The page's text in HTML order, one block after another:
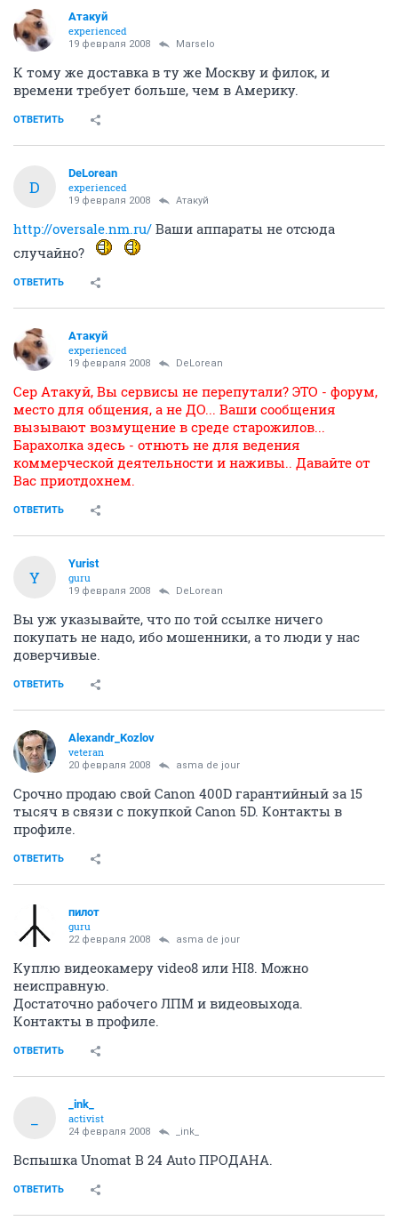
Атакуй
experienced
19 февраля 2008 Marselo
К тому же доставка в ту же Москву и филок, и
времени требует больше, чем в Америку.
ОТВЕТИТЬ
D
DeLorean
experienced
19 февраля 2008 Атакуй
http://oversale.nm.ru/ Ваши аппараты не отсюда
случайно?
ОТВЕТИТЬ
Атакуй
experienced
19 февраля 2008 DeLorean
Сер Атакуй, Вы сервисы не перепутали? ЭТО - форум,
место для общения, а не ДО... Ваши сообщения
вызывают возмущение в среде старожилов...
Барахолка здесь - отнють не для ведения
коммерческой деятельности и наживы.. Давайте от
Вас приотдохнем.
ОТВЕТИТЬ
Y
Yurist
guru
19 февраля 2008 DeLorean
Вы уж указывайте, что по той ссылке ничего
покупать не надо, ибо мошенники, а то люди у нас
доверчивые.
ОТВЕТИТЬ
Alexandr_Kozlov
veteran
20 февраля 2008 asma de jour
Cрочно продаю свой Canon 400D гарантийный за 15
тысяч в связи с покупкой Canon 5D. Контакты в
профиле.
ОТВЕТИТЬ
пилот
guru
22 февраля 2008 asma de jour
Куплю видеокамеру video8 или HI8. Можно
неисправную.
Достаточно рабочего ЛПМ и видеовыхода.
Контакты в профиле.
ОТВЕТИТЬ
_ink_
activist
24 февраля 2008 _ink_
Вспышка Unomat B 24 Auto ПРОДАНА.
ОТВЕТИТЬ